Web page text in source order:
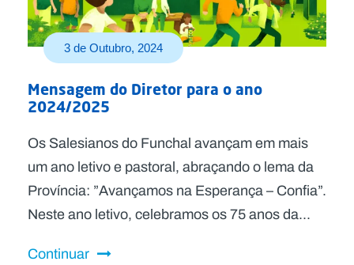
3 de Outubro, 2024
Mensagem do Diretor para o ano
2024/2025
Os Salesianos do Funchal avançam em mais
um ano letivo e pastoral, abraçando o lema da
Província: ”Avançamos na Esperança – Confia”.
Neste ano letivo, celebramos os 75 anos da...
Continuar